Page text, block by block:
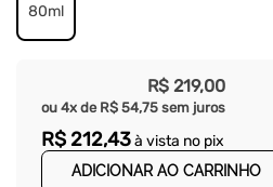
80ml
R$ 219,00
ou 4x de R$ 54,75 sem juros
R$ 212,43à vista no pix
ADICIONAR AO CARRINHO